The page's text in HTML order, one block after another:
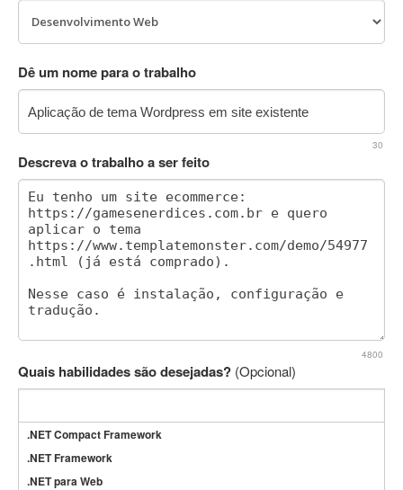
Dê um nome para o trabalho
30
Descreva o trabalho a ser feito
4800
Quais habilidades são desejadas? (Opcional)
.NET Compact Framework
.NET Framework
.NET para Web